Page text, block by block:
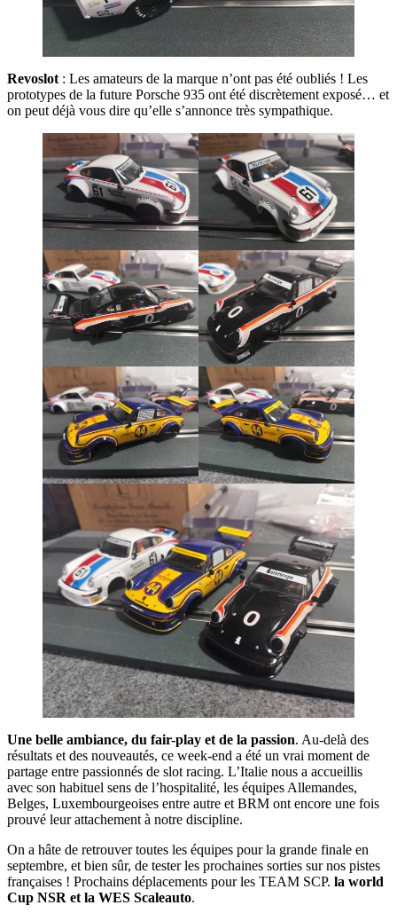
Revoslot : Les amateurs de la marque n’ont pas été oubliés ! Les
prototypes de la future Porsche 935 ont été discrètement exposé… et
on peut déjà vous dire qu’elle s’annonce très sympathique.
Une belle ambiance, du fair-play et de la passion. Au-delà des
résultats et des nouveautés, ce week-end a été un vrai moment de
partage entre passionnés de slot racing. L’Italie nous a accueillis
avec son habituel sens de l’hospitalité, les équipes Allemandes,
Belges, Luxembourgeoises entre autre et BRM ont encore une fois
prouvé leur attachement à notre discipline.
On a hâte de retrouver toutes les équipes pour la grande finale en
septembre, et bien sûr, de tester les prochaines sorties sur nos pistes
françaises ! Prochains déplacements pour les TEAM SCP. la world
Cup NSR et la WES Scaleauto.